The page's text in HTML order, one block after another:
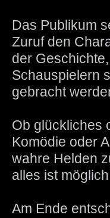
Das Publikum
Zuruf den
der
Schauspielern
gebracht
Ob glückliches
Komödie oder
wahre Helden
alles ist
Am Ende